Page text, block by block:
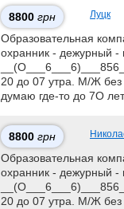
8800 грн Луцк
Образовательная
охранник - дежурный -
20 до 07 утра. М/Ж без
думаю где-то до 7О
8800 грн
Образовательная
охранник - дежурный -
20 до 07 утра. М/Ж без